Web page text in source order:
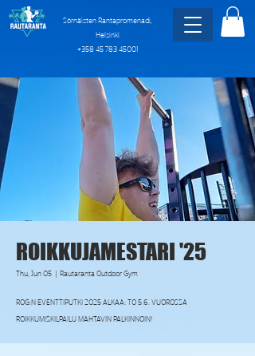
Sörnäisten Rantapromenadi,
Helsinki
+358 45 783 45001
ROIKKUJAMESTARI '25
Thu, Jun 05
  |
Rautaranta Outdoor Gym
ROG:N EVENTTIPUTKI 2025 ALKAA: TO 5.6. VUOROSSA
ROIKKUMISKILPAILU MAHTAVIN PALKINNOIN!